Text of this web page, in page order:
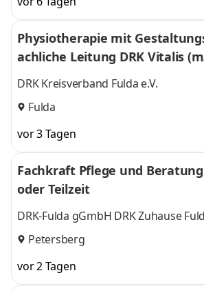
Physiotherapie mit
achliche Leitung DRK Vitalis
DRK Kreisverband Fulda e.V.
Fulda
vor 3 Tagen
Fachkraft Pflege und
oder Teilzeit
DRK-Fulda gGmbH DRK Zuhause
Neuhof
Petersberg
vor 2 Tagen